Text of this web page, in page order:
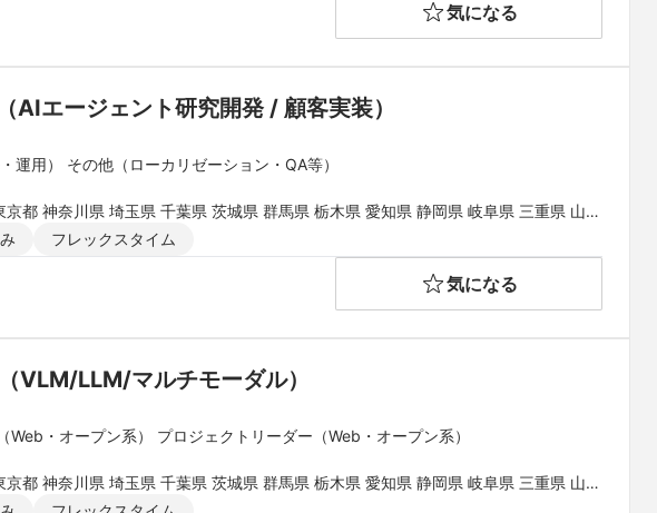
気になる
運用） その他（ローカリゼーション・QA等）
都 神奈川県 埼玉県 千葉県 茨城県 群馬県 栃木県 愛知県 静岡県 岐阜県 三重県 山梨
庫県 滋賀県 奈良県 和歌山県 鳥取県 島根県 岡山県 広島県 山口県 徳島県 香川県
崎県 鹿児島県 沖縄県
フレックスタイム
気になる
VLM/LLM/マルチモーダル）
・オープン系） プロジェクトリーダー（Web・オープン系）
都 神奈川県 埼玉県 千葉県 茨城県 群馬県 栃木県 愛知県 静岡県 岐阜県 三重県 山梨
庫県 滋賀県 奈良県 和歌山県 鳥取県 島根県 岡山県 広島県 山口県 徳島県 香川県